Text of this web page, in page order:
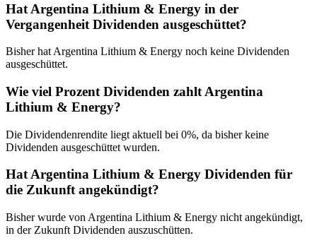
Hat Argentina Lithium & Energy in der
Vergangenheit Dividenden ausgeschüttet?
Bisher hat Argentina Lithium & Energy noch keine Dividenden
ausgeschüttet.
Wie viel Prozent Dividenden zahlt Argentina
Lithium & Energy?
Die Dividendenrendite liegt aktuell bei 0%, da bisher keine
Dividenden ausgeschüttet wurden.
Hat Argentina Lithium & Energy Dividenden für
die Zukunft angekündigt?
Bisher wurde von Argentina Lithium & Energy nicht angekündigt,
in der Zukunft Dividenden auszuschütten.